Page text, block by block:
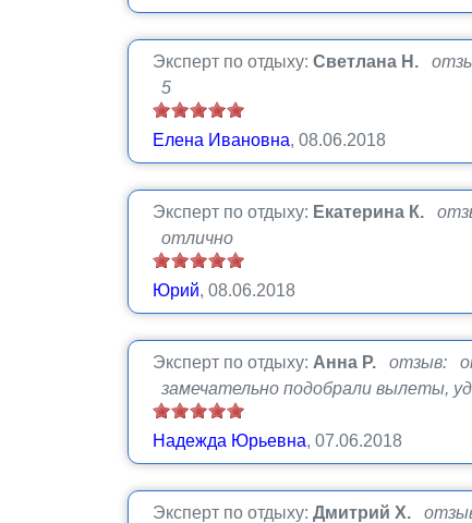
Эксперт по отдыху: Светлана Н.
5
Елена Ивановна, 08.06.2018
Эксперт по отдыху: Екатерина К.
отлично
Юрий, 08.06.2018
Эксперт по отдыху: Анна Р.
отзыв:
замечательно подобрали вылеты,
Надежда Юрьевна, 07.06.2018
Эксперт по отдыху: Дмитрий Х.